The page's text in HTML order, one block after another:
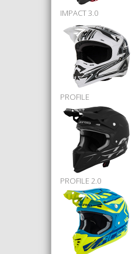
IMPACT 3.0
PROFILE
PROFILE 2.0